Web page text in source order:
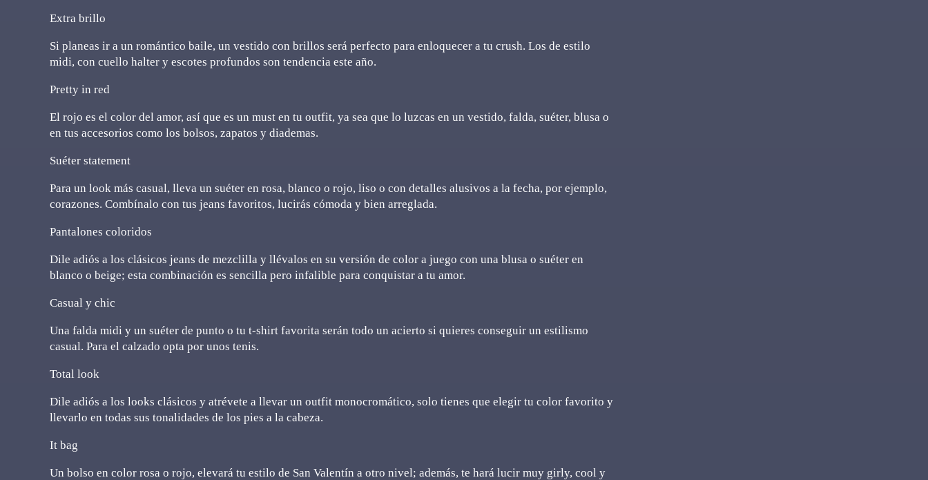
Extra brillo
Si planeas ir a un romántico baile, un vestido con brillos será perfecto para enloquecer a tu crush. Los de estilo
midi, con cuello halter y escotes profundos son tendencia este año.
Pretty in red
El rojo es el color del amor, así que es un must en tu outfit, ya sea que lo luzcas en un vestido, falda, suéter, blusa o
en tus accesorios como los bolsos, zapatos y diademas.
Suéter statement
Para un look más casual, lleva un suéter en rosa, blanco o rojo, liso o con detalles alusivos a la fecha, por ejemplo,
corazones. Combínalo con tus jeans favoritos, lucirás cómoda y bien arreglada.
Pantalones coloridos
Dile adiós a los clásicos jeans de mezclilla y llévalos en su versión de color a juego con una blusa o suéter en
blanco o beige; esta combinación es sencilla pero infalible para conquistar a tu amor.
Casual y chic
Una falda midi y un suéter de punto o tu t-shirt favorita serán todo un acierto si quieres conseguir un estilismo
casual. Para el calzado opta por unos tenis.
Total look
Dile adiós a los looks clásicos y atrévete a llevar un outfit monocromático, solo tienes que elegir tu color favorito y
llevarlo en todas sus tonalidades de los pies a la cabeza.
It bag
Un bolso en color rosa o rojo, elevará tu estilo de San Valentín a otro nivel; además, te hará lucir muy girly, cool y